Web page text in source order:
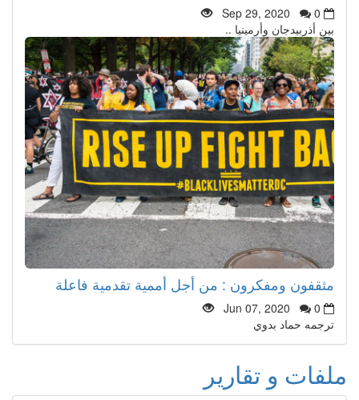
Sep 29, 2020
0
بين أذربيدجان وأرمينيا ..
مثقفون ومفكرون : من أجل أممية تقدمية فاعلة
Jun 07, 2020
0
ترجمه حماد بدوي
ملفات و تقارير